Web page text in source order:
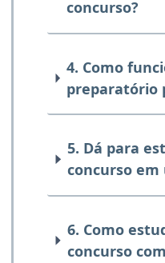
concurso?
4. Como
preparatório
5. Dá para
concurso em
6. Como
concurso